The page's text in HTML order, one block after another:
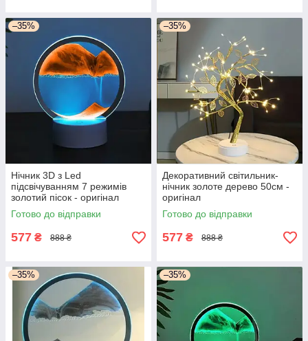
–35%
Нічник 3D з Led
підсвічуванням 7 режимів
золотий пісок - оригінал
Готово до відправки
577 ₴ 888 ₴
–35%
Декоративний світильник-
нічник золоте дерево 50см -
оригінал
Готово до відправки
577 ₴ 888 ₴
–35% –35%